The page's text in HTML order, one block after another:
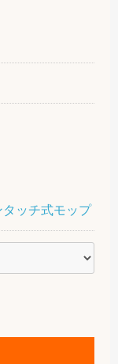
タッチ式モップ